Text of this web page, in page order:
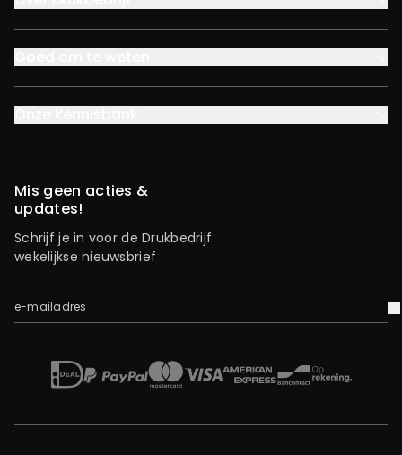
Mis geen acties &
updates!
Schrijf je in voor de Drukbedrijf
wekelijkse nieuwsbrief
e-mailadres
iDEALPaypal Mastercard
Visa American Express
BancontactOp rekening